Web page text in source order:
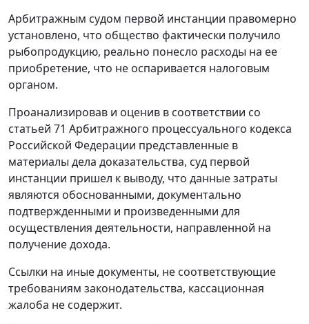
Арбитражным судом первой инстанции правомерно
установлено, что общество фактически получило
рыбопродукцию, реально понесло расходы на ее
приобретение, что не оспаривается налоговым
органом.
Проанализировав и оценив в соответствии со
статьей 71 Арбитражного процессуального кодекса
Российской Федерации представленные в
материалы дела доказательства, суд первой
инстанции пришел к выводу, что данные затраты
являются обоснованными, документально
подтвержденными и произведенными для
осуществления деятельности, направленной на
получение дохода.
Ссылки на иные документы, не соответствующие
требованиям законодательства, кассационная
жалоба не содержит.